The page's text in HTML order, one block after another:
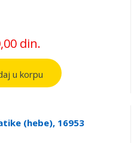
din.
u korpu
(hebe), 16953